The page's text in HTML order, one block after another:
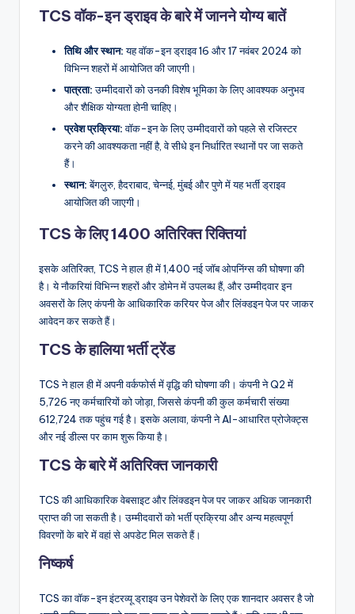
TCS वॉक-इन ड्राइव के बारे में जानने योग्य बातें
तिथि और स्थान:यह वॉक-इन ड्राइव 16 और 17 नवंबर 2024 को
विभिन्न शहरों में आयोजित की जाएगी।
पात्रता:उम्मीदवारों को उनकी विशेष भूमिका के लिए आवश्यक अनुभव
और शैक्षिक योग्यता होनी चाहिए।
प्रवेश प्रक्रिया:वॉक-इन के लिए उम्मीदवारों को पहले से रजिस्टर
करने की आवश्यकता नहीं है, वे सीधे इन निर्धारित स्थानों पर जा सकते
हैं।
स्थान:बेंगलुरु, हैदराबाद, चेन्नई, मुंबई और पुणे में यह भर्ती ड्राइव
आयोजित की जाएगी।
TCS के लिए 1400 अतिरिक्त रिक्तियां
इसके अतिरिक्त, TCS ने हाल ही में 1,400 नई जॉब ओपनिंग्स की घोषणा की
है। ये नौकरियां विभिन्न शहरों और डोमेन में उपलब्ध हैं, और उम्मीदवार इन
अवसरों के लिए कंपनी के आधिकारिक करियर पेज और लिंक्डइन पेज पर जाकर
आवेदन कर सकते हैं।
TCS के हालिया भर्ती ट्रेंड
TCS ने हाल ही में अपनी वर्कफोर्स में वृद्धि की घोषणा की। कंपनी ने Q2 में
5,726 नए कर्मचारियों को जोड़ा, जिससे कंपनी की कुल कर्मचारी संख्या
612,724 तक पहुंच गई है। इसके अलावा, कंपनी ने AI-आधारित प्रोजेक्ट्स
और नई डील्स पर काम शुरू किया है।
TCS के बारे में अतिरिक्त जानकारी
TCS की आधिकारिक वेबसाइट और लिंक्डइन पेज पर जाकर अधिक जानकारी
प्राप्त की जा सकती है। उम्मीदवारों को भर्ती प्रक्रिया और अन्य महत्वपूर्ण
विवरणों के बारे में वहां से अपडेट मिल सकते हैं।
निष्कर्ष
TCS का वॉक-इन इंटरव्यू ड्राइव उन पेशेवरों के लिए एक शानदार अवसर है जो